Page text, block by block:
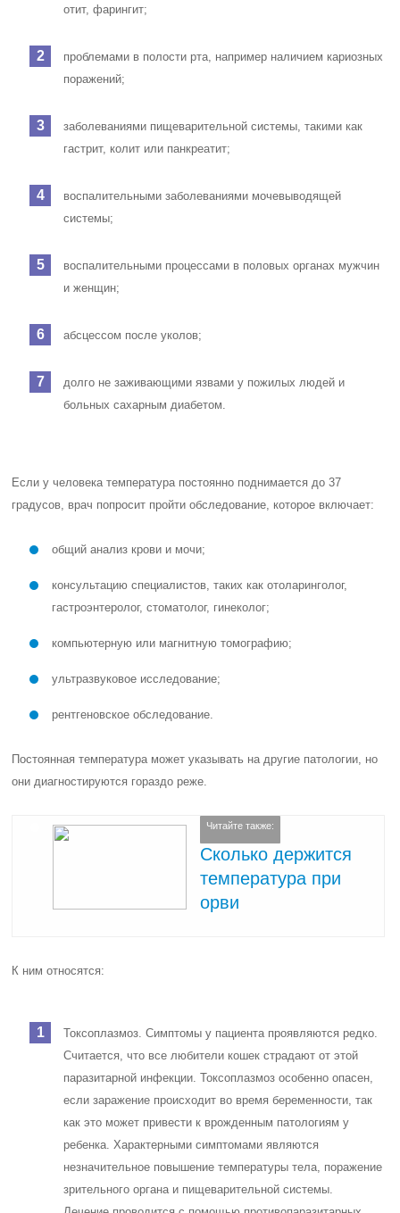
отит, фарингит;
проблемами в полости рта, например наличием кариозных
поражений;
заболеваниями пищеварительной системы, такими как
гастрит, колит или панкреатит;
воспалительными заболеваниями мочевыводящей
системы;
воспалительными процессами в половых органах мужчин
и женщин;
абсцессом после уколов;
долго не заживающими язвами у пожилых людей и
больных сахарным диабетом.
Если у человека температура постоянно поднимается до 37
градусов, врач попросит пройти обследование, которое включает:
общий анализ крови и мочи;
консультацию специалистов, таких как отоларинголог,
гастроэнтеролог, стоматолог, гинеколог;
компьютерную или магнитную томографию;
ультразвуковое исследование;
рентгеновское обследование.
Постоянная температура может указывать на другие патологии, но
они диагностируются гораздо реже.
Читайте также:
Сколько держится
температура при
орви
К ним относятся:
Токсоплазмоз. Симптомы у пациента проявляются редко.
Считается, что все любители кошек страдают от этой
паразитарной инфекции. Токсоплазмоз особенно опасен,
если заражение происходит во время беременности, так
как это может привести к врожденным патологиям у
ребенка. Характерными симптомами являются
незначительное повышение температуры тела, поражение
зрительного органа и пищеварительной системы.